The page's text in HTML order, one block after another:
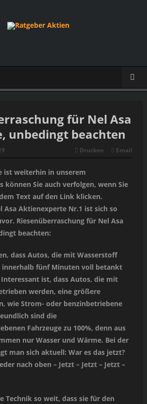
für Nel Asa
unbedingt beachten
Drucken Email
ist weiterhin in unserem
können Sie auch verfolgen, wenn Sie
Text auf den Link klicken.
Asa Aktienexperte Nr.1 ist sich so
Riesenüberraschung für Nel Asa
beachten:
dass Autos, die mit Wasserstoff
fünf Minuten voll betankt
ist, dass Autos, die mit
werden, eine größere
wie Strom- oder benzinbetriebene
sind die
Fahrzeuge zu 100%, denn aus
nur Wasser und Wärme. Bei der
man sich aktuell: War es das jetzt?
nach oben – Jetzt – Jetzt – Jetzt –
Technik so weit, dass sie für den